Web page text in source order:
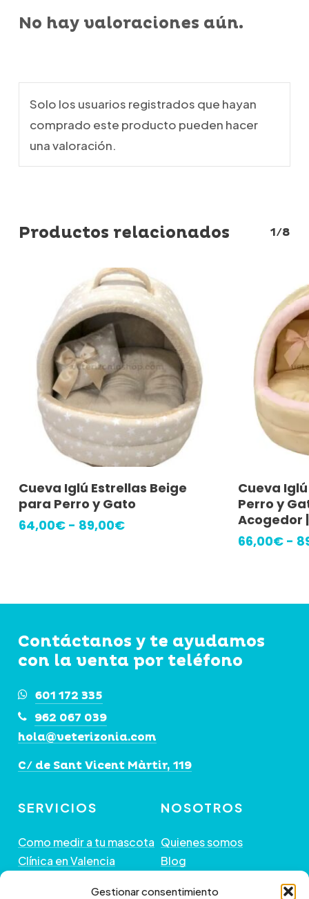
Gestionar consentimiento
No hay valoraciones aún.
Solo los usuarios registrados que hayan
comprado este producto pueden hacer
una valoración.
Productos relacionados 1/8
Seleccionar Opciones
producto
tiene
opciones
pueden
elegir
la
página
de
producto
Cueva Iglú Estrellas Beige
para Perro y Gato
64,00€ - 89,00€Rango
hasta
producto
tiene
múltiples
opciones
pueden
elegir
Cueva
Perro y
Acogedor
66,00€ -
Contáctanos y te ayudamos
con la venta por teléfono
601 172 335
962 067 039
hola@veterizonia.com
C/ de Sant Vicent Màrtir, 119
SERVICIOS
Como medir a tu mascota
Clínica en Valencia
NOSOTROS
Quienes somos
Blog